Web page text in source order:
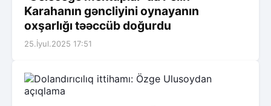
Karahanın gəncliyini oynayanın
oxşarlığı təəccüb doğurdu
25.İyul.2025 17:51